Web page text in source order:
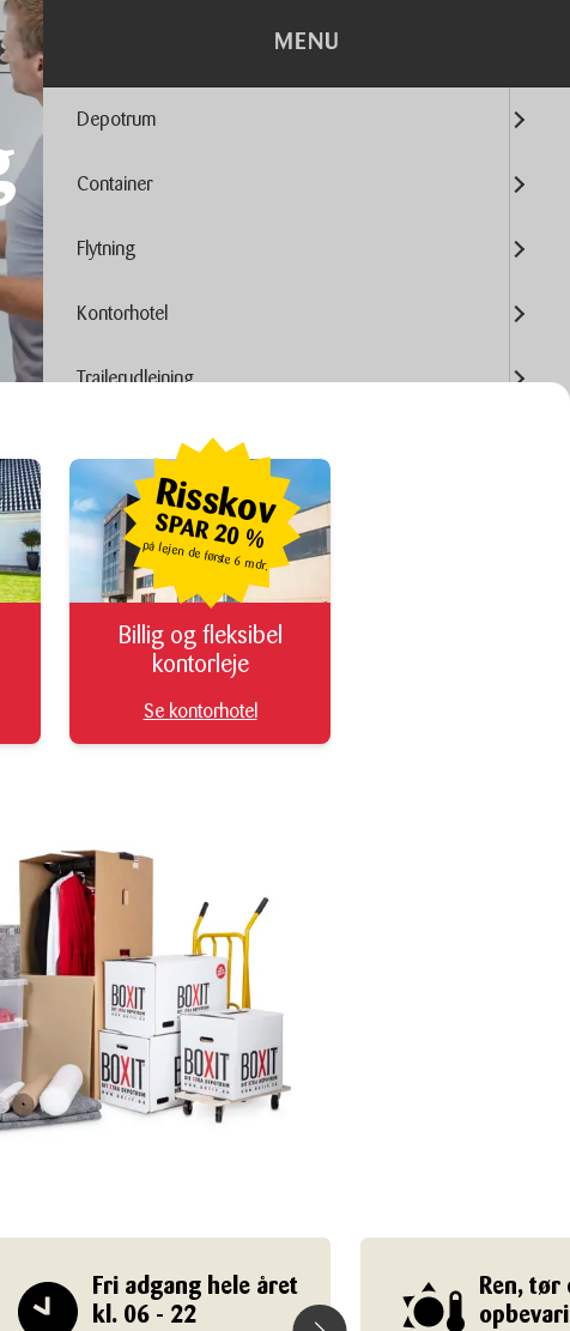
Risskov
SPAR20 %
på lejen de første6 mdr.
Billig og fleksibel
kontorleje
Se kontorhotel
Fri adgang hele året
kl. 06 - 22
Ren,
MENU
Depotrum
Container
Flytning
Kontorhotel
Trailerudlejning